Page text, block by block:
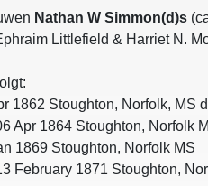
Nathan W Simmon(d)s
Littlefield & Harriet N.
1862 Stoughton, Norfolk, MS
Apr 1864 Stoughton, Norfolk
1869 Stoughton, Norfolk MS
February 1871 Stoughton,